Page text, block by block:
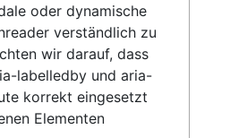
oder dynamische
verständlich zu
wir darauf, dass
labelledby und aria-
korrekt eingesetzt
Elementen